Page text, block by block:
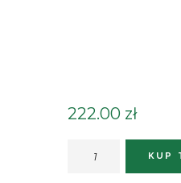
222.00 zł
KUP